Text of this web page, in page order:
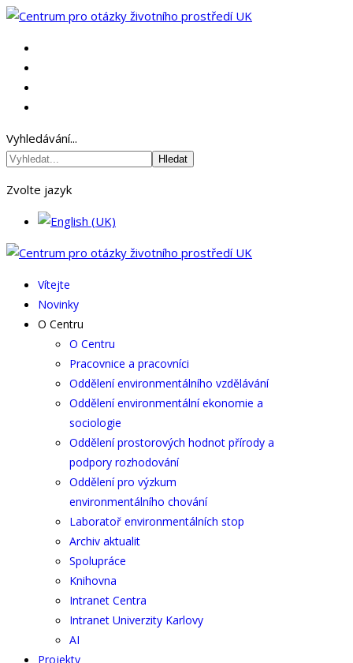
Vyhledávání...
Hledat
Zvolte jazyk
Vítejte
Novinky
O Centru
O Centru
Pracovnice a pracovníci
Oddělení environmentálního vzdělávání
Oddělení environmentální ekonomie a
sociologie
Oddělení prostorových hodnot přírody a
podpory rozhodování
Oddělení pro výzkum
environmentálního chování
Laboratoř environmentálních stop
Archiv aktualit
Spolupráce
Knihovna
Intranet Centra
Intranet Univerzity Karlovy
AI
Projekty